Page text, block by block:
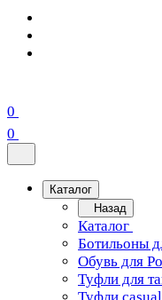
0
0
Каталог
Назад
Каталог
Ботильоны
Обувь для
Туфли для